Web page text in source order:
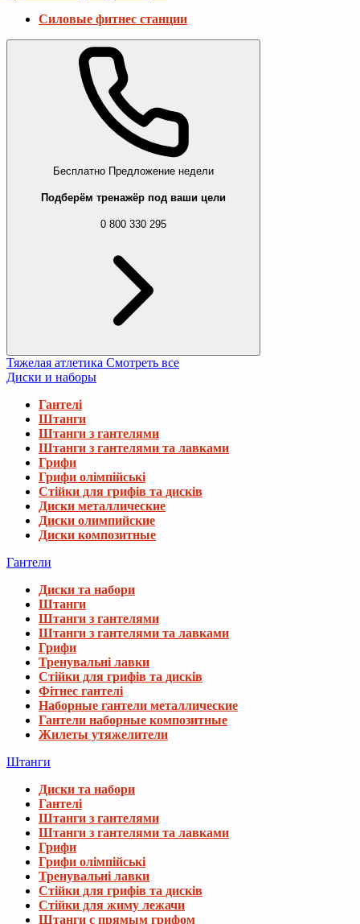
Силовые фитнес станции
Бесплатно Предложение недели
Подберём тренажёр под ваши цели
0 800 330 295
Тяжелая атлетика Смотреть все
Диски и наборы
Гантелі
Штанги
Штанги з гантелями
Штанги з гантелями та лавками
Грифи
Грифи олімпійські
Стійки для грифів та дисків
Диски металлические
Диски олимпийские
Диски композитные
Гантели
Диски та набори
Штанги
Штанги з гантелями
Штанги з гантелями та лавками
Грифи
Тренувальні лавки
Стійки для грифів та дисків
Фітнес гантелі
Наборные гантели металлические
Гантели наборные композитные
Жилеты утяжелители
Штанги
Диски та набори
Гантелі
Штанги з гантелями
Штанги з гантелями та лавками
Грифи
Грифи олімпійські
Тренувальні лавки
Стійки для грифів та дисків
Стійки для жиму лежачи
Штанги с прямым грифом